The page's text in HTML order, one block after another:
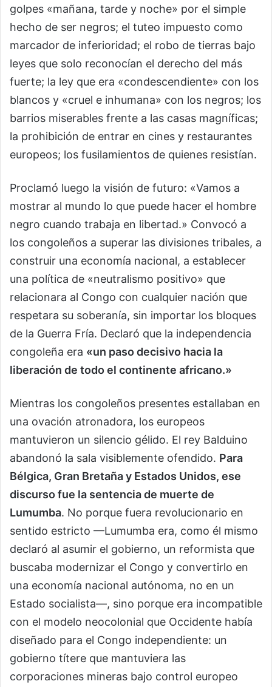
golpes «mañana, tarde y noche» por el simple
hecho de ser negros; el tuteo impuesto como
marcador de inferioridad; el robo de tierras bajo
leyes que solo reconocían el derecho del más
fuerte; la ley que era «condescendiente» con los
blancos y «cruel e inhumana» con los negros; los
barrios miserables frente a las casas magníficas;
la prohibición de entrar en cines y restaurantes
europeos; los fusilamientos de quienes resistían.
Proclamó luego la visión de futuro: «Vamos a
mostrar al mundo lo que puede hacer el hombre
negro cuando trabaja en libertad.» Convocó a
los congoleños a superar las divisiones tribales, a
construir una economía nacional, a establecer
una política de «neutralismo positivo» que
relacionara al Congo con cualquier nación que
respetara su soberanía, sin importar los bloques
de la Guerra Fría. Declaró que la independencia
congoleña era «un paso decisivo hacia la
liberación de todo el continente africano.»
Mientras los congoleños presentes estallaban en
una ovación atronadora, los europeos
mantuvieron un silencio gélido. El rey Balduino
abandonó la sala visiblemente ofendido. Para
Bélgica, Gran Bretaña y Estados Unidos, ese
discurso fue la sentencia de muerte de
Lumumba. No porque fuera revolucionario en
sentido estricto —Lumumba era, como él mismo
declaró al asumir el gobierno, un reformista que
buscaba modernizar el Congo y convertirlo en
una economía nacional autónoma, no en un
Estado socialista—, sino porque era incompatible
con el modelo neocolonial que Occidente había
diseñado para el Congo independiente: un
gobierno títere que mantuviera las
corporaciones mineras bajo control europeo